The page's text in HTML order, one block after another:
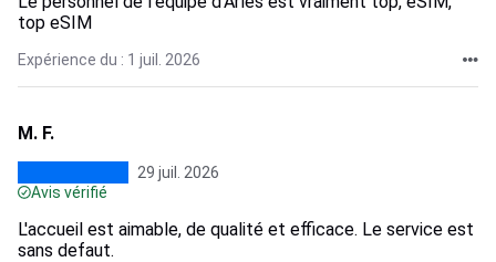
top eSIM
Expérience du : 1 juil. 2026
M. F.
29 juil. 2026
Avis vérifié
L'accueil est aimable, de qualité et efficace. Le service est
sans defaut.